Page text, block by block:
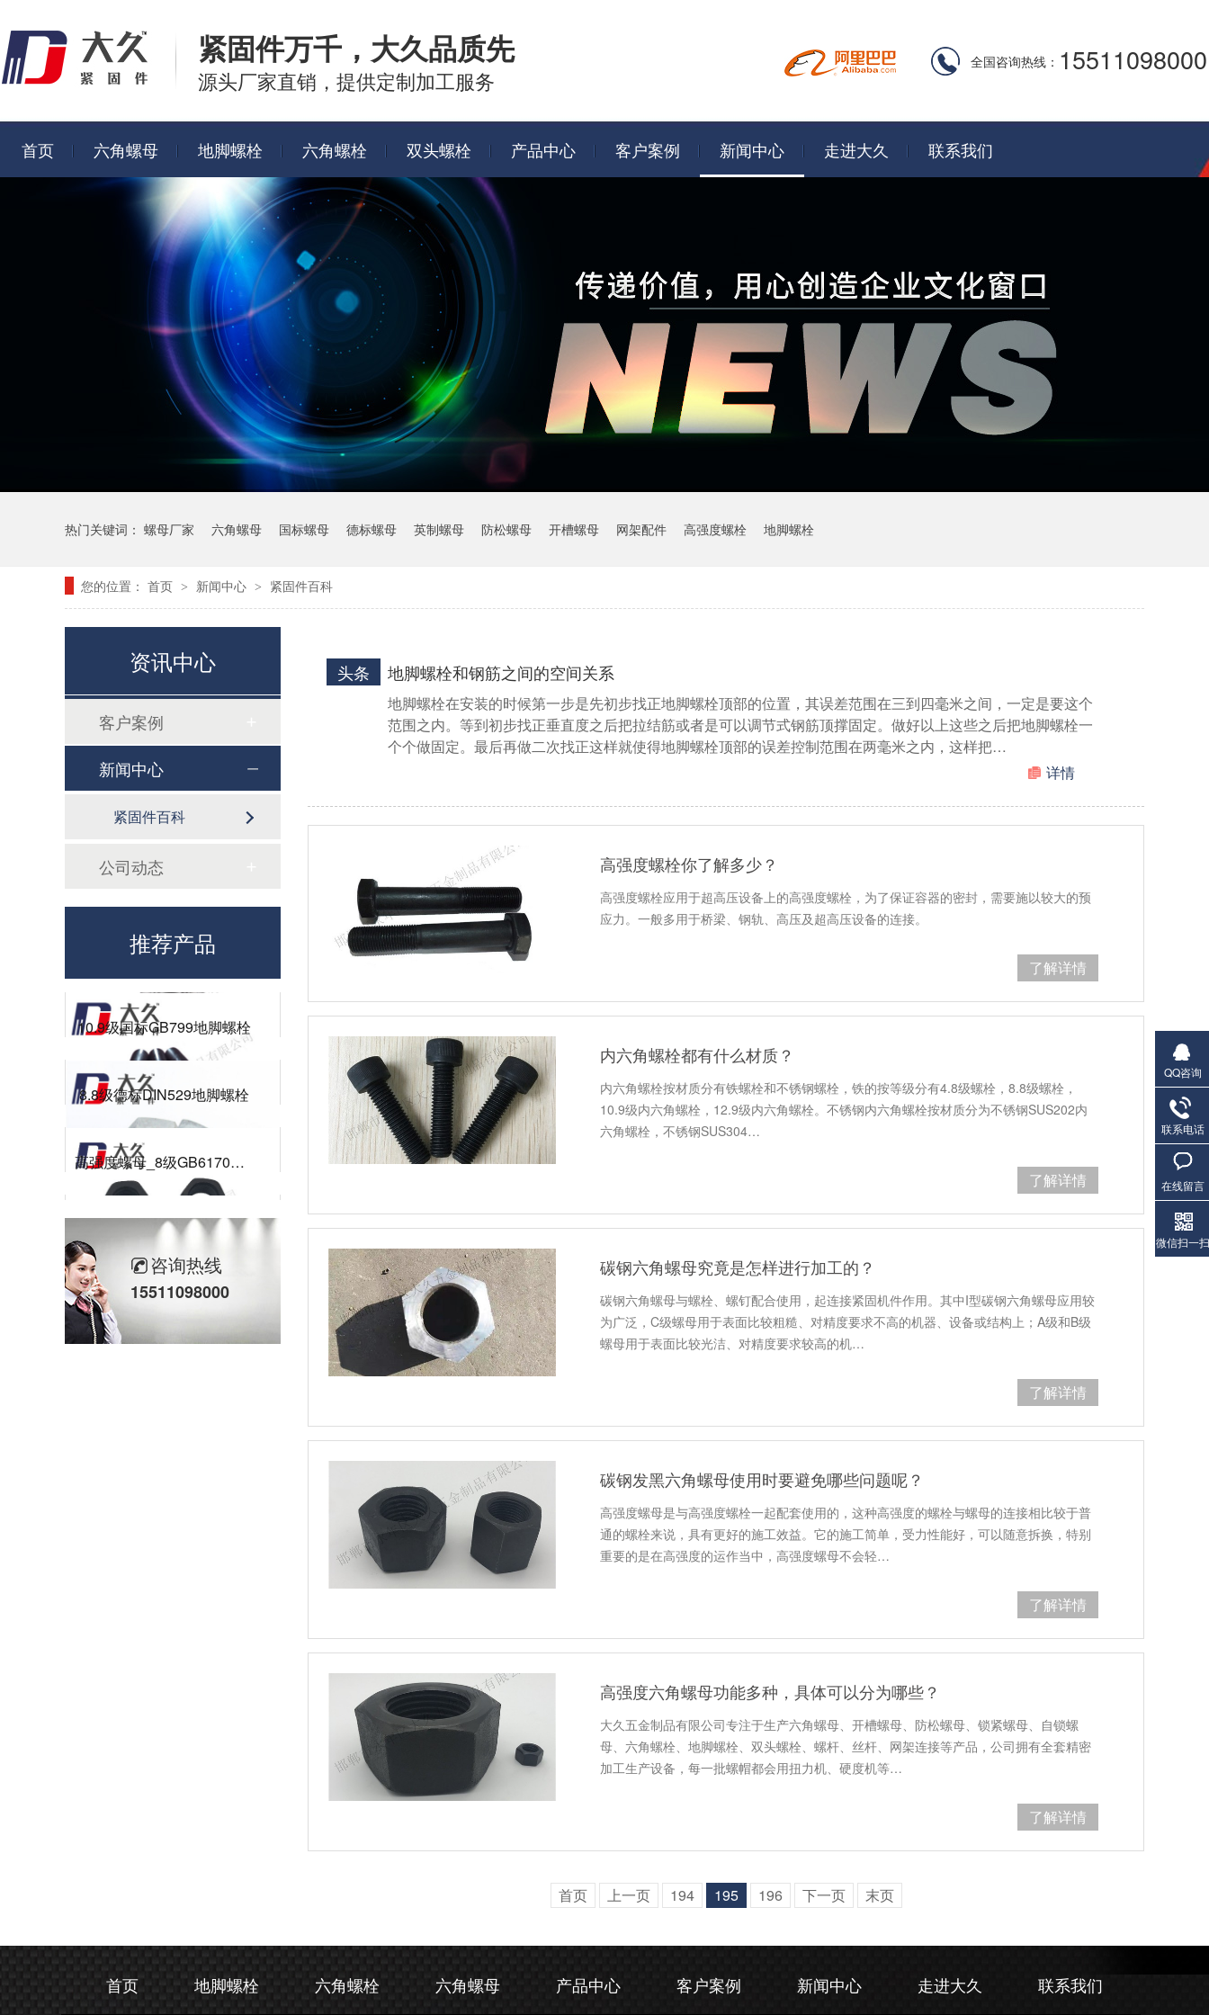
紧固件万千， 大久品质先
源头厂家直销，提供定制加工服务
全国咨询热线： 15511098000
首页 六角螺母 地脚螺栓 六角螺栓 双头螺栓 产品中心 客户案例 新闻中心 走进大久 联系我们
热门关键词： 螺母厂家 六角螺母 国标螺母 德标螺母 英制螺母 防松螺母 开槽螺母 网架配件 高强度螺栓 地脚螺栓
您的位置： 首页 > 新闻中心 > 紧固件百科
地脚螺栓和钢筋之间的空间关系
头条
地脚螺栓在安装的时候第一步是先初步找正地脚螺栓顶部的位置，其误差范围在三到四毫米之间，一定是要这个
范围之内。等到初步找正垂直度之后把拉结筋或者是可以调节式钢筋顶撑固定。做好以上这些之后把地脚螺栓一
个个做固定。最后再做二次找正这样就使得地脚螺栓顶部的误差控制范围在两毫米之内，这样把…
详情
高强度螺栓你了解多少？
高强度螺栓应用于超高压设备上的高强度螺栓，为了保证容器的密封，需要施以较大的预
应力。一般多用于桥梁、钢轨、高压及超高压设备的连接。
了解详情
内六角螺栓都有什么材质？
内六角螺栓按材质分有铁螺栓和不锈钢螺栓，铁的按等级分有4.8级螺栓，8.8级螺栓，
10.9级内六角螺栓，12.9级内六角螺栓。不锈钢内六角螺栓按材质分为不锈钢SUS202内
六角螺栓，不锈钢SUS304…
了解详情
碳钢六角螺母究竟是怎样进行加工的？
碳钢六角螺母与螺栓、螺钉配合使用，起连接紧固机件作用。其中I型碳钢六角螺母应用较
为广泛，C级螺母用于表面比较粗糙、对精度要求不高的机器、设备或结构上；A级和B级
螺母用于表面比较光洁、对精度要求较高的机…
了解详情
碳钢发黑六角螺母使用时要避免哪些问题呢？
高强度螺母是与高强度螺栓一起配套使用的，这种高强度的螺栓与螺母的连接相比较于普
通的螺栓来说，具有更好的施工效益。它的施工简单，受力性能好，可以随意拆换，特别
重要的是在高强度的运作当中，高强度螺母不会轻…
了解详情
高强度六角螺母功能多种，具体可以分为哪些？
大久五金制品有限公司专注于生产六角螺母、开槽螺母、防松螺母、锁紧螺母、自锁螺
母、六角螺栓、地脚螺栓、双头螺栓、螺杆、丝杆、网架连接等产品，公司拥有全套精密
加工生产设备，每一批螺帽都会用扭力机、硬度机等…
了解详情
首页 上一页 194 195 196 下一页 末页
资讯中心
客户案例
新闻中心
紧固件百科
公司动态
推荐产品
8.8级GB5786细牙发黑六角螺栓
GB6172镀锌六角薄螺母
10.9级国标GB799地脚螺栓
8.8级德标DIN529地脚螺栓
10.9级GB5785细牙发黑六角螺栓
GB6170热镀锌六角螺母
高强度螺母_8级GB52发黑螺母
咨询热线
15511098000
首页 地脚螺栓 六角螺栓 六角螺母 产品中心 客户案例 新闻中心 走进大久 联系我们
QQ咨询
联系电话
在线留言
微信扫一扫